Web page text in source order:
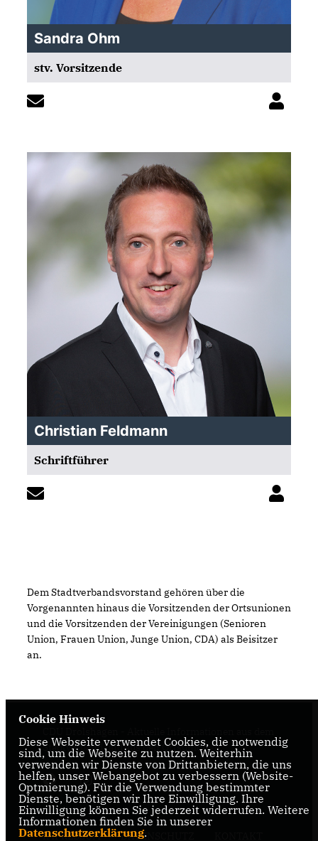
Sandra Ohm
stv. Vorsitzende
Christian Feldmann
Schriftführer
Dem Stadtverbandsvorstand gehören über die
Vorgenannten hinaus die Vorsitzenden der Ortsunionen
und die Vorsitzenden der Vereinigungen (Senioren
Union, Frauen Union, Junge Union, CDA) als Beisitzer
an.
Stadtverband und aus den Ortsunionen.
IMPRESSUM DATENSCHUTZ
Cookie Hinweis
Diese Webseite verwendet Cookies, die notwendig
sind, um die Webseite zu nutzen. Weiterhin
verwenden wir Dienste von Drittanbietern, die uns
helfen, unser Webangebot zu verbessern (Website-
Optmierung). Für die Verwendung bestimmter
Dienste, benötigen wir Ihre Einwilligung. Ihre
Einwilligung können Sie jederzeit widerrufen. Weitere
Informationen finden Sie in unserer
Datenschutzerklärung.